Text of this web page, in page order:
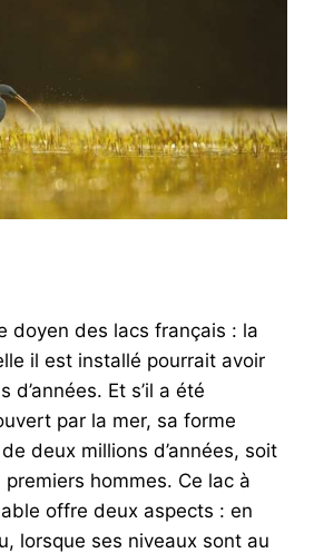
doyen des lacs français : la
il est installé pourrait avoir
d’années. Et s’il a été
par la mer, sa forme
deux millions d’années, soit
premiers hommes. Ce lac à
offre deux aspects : en
lorsque ses niveaux sont au